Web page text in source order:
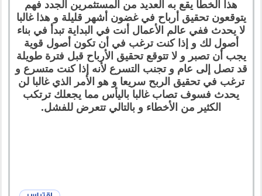
هذا الخطأ يقع به العديد من المستثمرين الجدد فهم
يتوقعون تحقيق أرباح في غضون أشهر قليلة و هذا غالبا
لا يحدث ففي عالم الأعمال أنت في البداية تبدأ في بناء
أصول لك و إذا كنت ترغب في أن تكون أصول قوية
يجب أن تصبر و لا تتوقع تحقيق الأرباح قبل فترة طويلة
قد تصل إلى عام و تجنب التسرع لأنه إذا كنت متسرع و
ترغب في تحقيق الربح سريعا و هو الأمر الذي غالبا لن
يحدث فسوف تصاب غالبا باليأس مما يجعلك ترتكب
الكثير من الأخطاء و بالتالي تتعرض للفشل.